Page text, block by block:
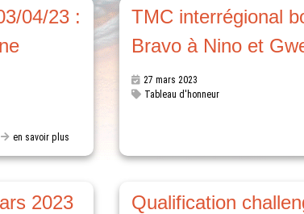
04/23 :
en savoir plus
TMC interrégional
Bravo à Nino et
27 mars 2023
Tableau d'honneur
2023
Qualification